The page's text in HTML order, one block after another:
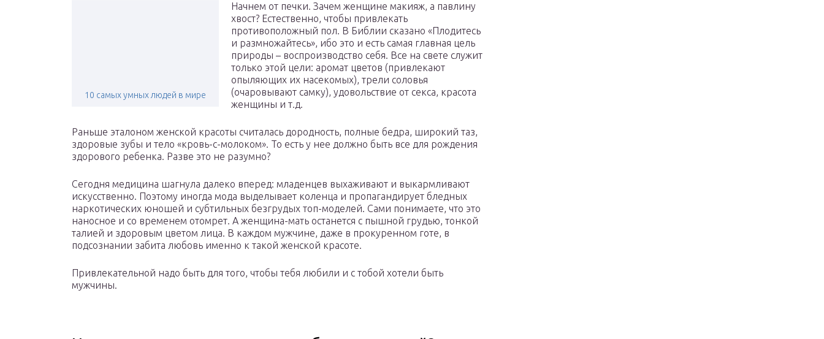
10 самых умных людей в мире
Начнем от печки. Зачем женщине макияж, а павлину
хвост? Естественно, чтобы привлекать
противоположный пол. В Библии сказано «Плодитесь
и размножайтесь», ибо это и есть самая главная цель
природы – воспроизводство себя. Все на свете служит
только этой цели: аромат цветов (привлекают
опыляющих их насекомых), трели соловья
(очаровывают самку), удовольствие от секса, красота
женщины и т.д.
Раньше эталоном женской красоты считалась дородность, полные бедра, широкий таз,
здоровые зубы и тело «кровь-с-молоком». То есть у нее должно быть все для рождения
здорового ребенка. Разве это не разумно?
Сегодня медицина шагнула далеко вперед: младенцев выхаживают и выкармливают
искусственно. Поэтому иногда мода выделывает коленца и пропагандирует бледных
наркотических юношей и субтильных безгрудых топ-моделей. Сами понимаете, что это
наносное и со временем отомрет. А женщина-мать останется с пышной грудью, тонкой
талией и здоровым цветом лица. В каждом мужчине, даже в прокуренном готе, в
подсознании забита любовь именно к такой женской красоте.
Привлекательной надо быть для того, чтобы тебя любили и с тобой хотели быть
мужчины.